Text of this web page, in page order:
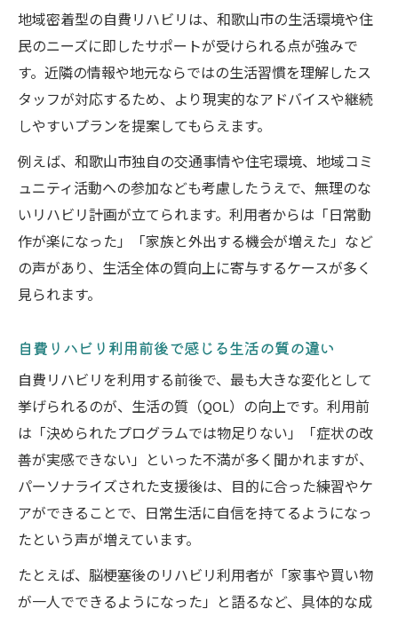
地域密着型の自費リハビリは、和歌山市の生活環境や住
民のニーズに即したサポートが受けられる点が強みで
す。近隣の情報や地元ならではの生活習慣を理解したス
タッフが対応するため、より現実的なアドバイスや継続
しやすいプランを提案してもらえます。
例えば、和歌山市独自の交通事情や住宅環境、地域コミ
ュニティ活動への参加なども考慮したうえで、無理のな
いリハビリ計画が立てられます。利用者からは「日常動
作が楽になった」「家族と外出する機会が増えた」など
の声があり、生活全体の質向上に寄与するケースが多く
見られます。
自費リハビリ利用前後で感じる生活の質の違い
自費リハビリを利用する前後で、最も大きな変化として
挙げられるのが、生活の質（QOL）の向上です。利用前
は「決められたプログラムでは物足りない」「症状の改
善が実感できない」といった不満が多く聞かれますが、
パーソナライズされた支援後は、目的に合った練習やケ
アができることで、日常生活に自信を持てるようになっ
たという声が増えています。
たとえば、脳梗塞後のリハビリ利用者が「家事や買い物
が一人でできるようになった」と語るなど、具体的な成